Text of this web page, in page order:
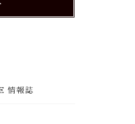
情報誌